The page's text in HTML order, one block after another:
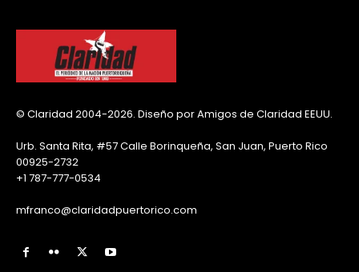
© Claridad 2004-2026. Diseño por Amigos de Claridad EEUU.
Urb. Santa Rita, #57 Calle Borinqueña, San Juan, Puerto Rico
00925-2732
+1 787-777-0534
mfranco@claridadpuertorico.com